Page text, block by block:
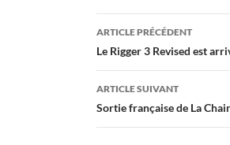
Navigation
des
articles
ARTICLE PRÉCÉDENT
Le Rigger 3 Revised est
ARTICLE SUIVANT
Sortie française de La